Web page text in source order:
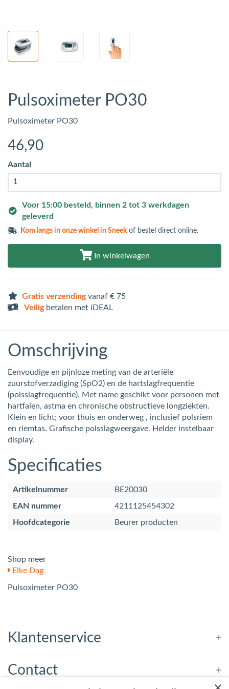
Pulsoximeter PO30
Pulsoximeter PO30
46,90
Aantal
Voor 15:00 besteld, binnen 2 tot 3 werkdagen
geleverd
Kom langs inonze winkel in Sneek of bestel direct online.
In winkelwagen
Gratis verzendingvanaf € 75
Veiligbetalen met iDEAL
Omschrijving
Eenvoudige en pijnloze meting van de arteriële
zuurstofverzadiging (SpO2) en de hartslagfrequentie
(polsslagfrequentie). Met name geschikt voor personen met
hartfalen, astma en chronische obstructieve longziekten.
Klein en licht; voor thuis en onderweg , inclusief polsriem
en riemtas. Grafische polsslagweergave. Helder instelbaar
display.
Specificaties
Artikelnummer
BE20030
EAN nummer
4211125454302
Hoofdcategorie
Beurer producten
Shop meer
Elke Dag
Pulsoximeter PO30
Klantenservice
Contact